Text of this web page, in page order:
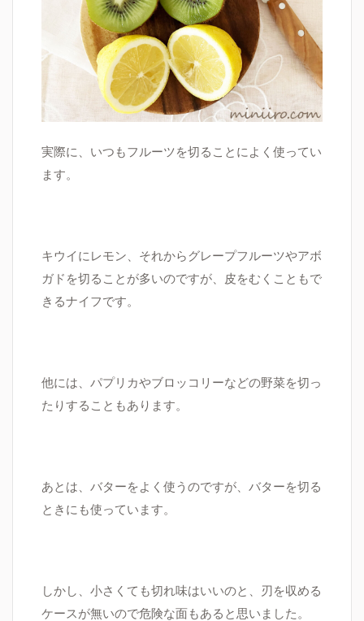
実際に、いつもフルーツを切ることによく使ってい
ます。
キウイにレモン、それからグレープフルーツやアボ
ガドを切ることが多いのですが、皮をむくこともで
きるナイフです。
他には、パプリカやブロッコリーなどの野菜を切っ
たりすることもあります。
あとは、バターをよく使うのですが、バターを切る
ときにも使っています。
しかし、小さくても切れ味はいいのと、刃を収める
ケースが無いので危険な面もあると思いました。